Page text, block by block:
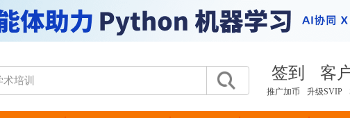
签到 客
推广加币
升级SVIP